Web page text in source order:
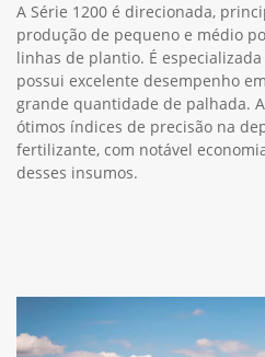
A Série 1200 é direcionada,
produção de pequeno e médio
linhas de plantio. É
possui excelente desempenho
grande quantidade de palhada.
ótimos índices de precisão na
fertilizante, com notável
desses insumos.